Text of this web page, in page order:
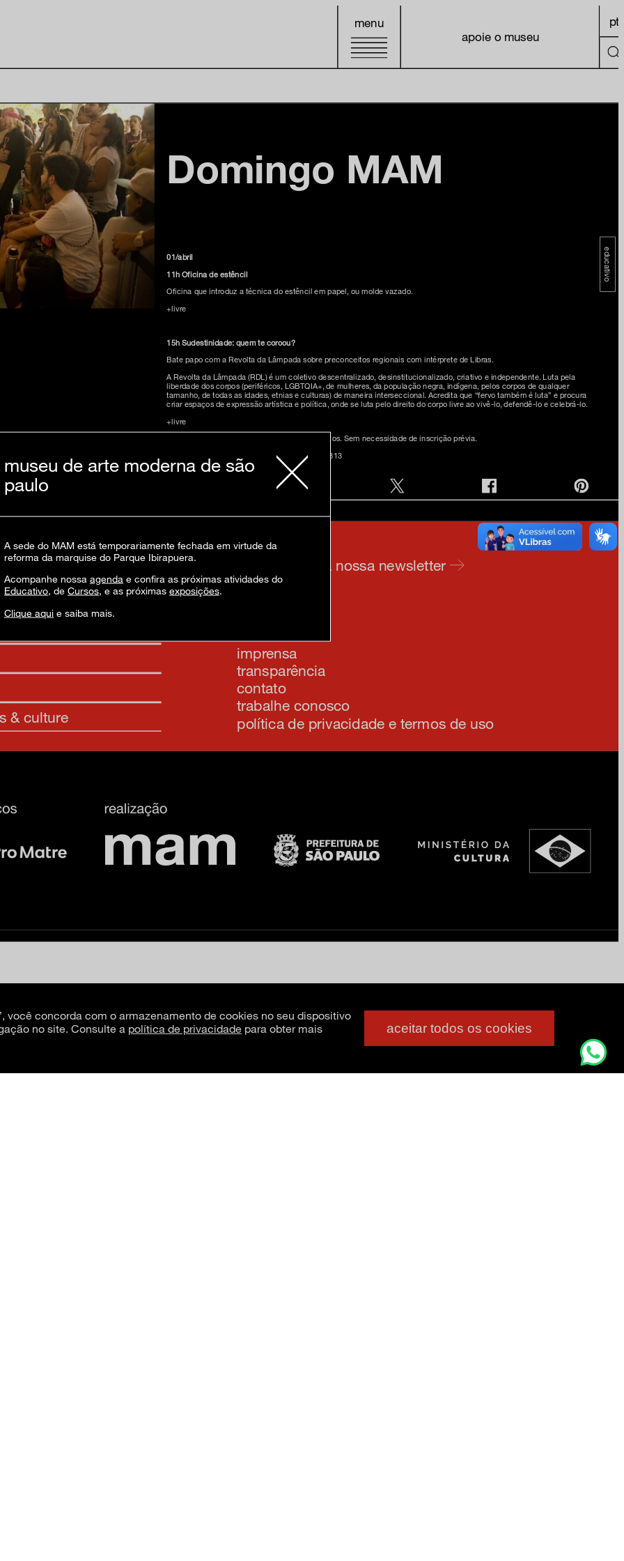
menu
apoie o museu
pt
Domingo MAM
01/abril
11h Oficina de estêncil
Oficina que introduz a técnica do estêncil em papel, ou molde vazado.
+livre
15h Sudestinidade: quem te coroou?
Bate papo com a Revolta da Lâmpada sobre preconceitos regionais com intérprete de Libras.
A Revolta da Lâmpada (RDL) é um coletivo descentralizado, desinstitucionalizado, criativo e independente. Luta pela
liberdade dos corpos (periféricos, LGBTQIA+, de mulheres, da população negra, indígena, pelos corpos de qualquer
tamanho, de todas as idades, etnias e culturas) de maneira interseccional. Acredita que “fervo também é luta” e procura
criar espaços de expressão artística e política, onde se luta pelo direito do corpo livre ao vivê-lo, defendê-lo e celebrá-lo.
+livre
Atividades gratuitas e abertas a todos os públicos. Sem necessidade de inscrição prévia.
+info: educativo@mam.org.br e +55 11 5085-1313
educativo
& culture
inscreva-se na nossa newsletter
imprensa
transparência
contato
trabalhe conosco
política de privacidade e termos de uso
museu de arte moderna de são
paulo
A sede do MAM está temporariamente fechada em virtude da
reforma da marquise do Parque Ibirapuera.
Acompanhe nossa agenda e confira as próximas atividades do
Educativo, de Cursos, e as próximas exposições.
Clique aqui e saiba mais.
você concorda com o armazenamento de cookies no seu dispositivo
no site. Consulte a política de privacidade para obter mais
aceitar todos os cookies